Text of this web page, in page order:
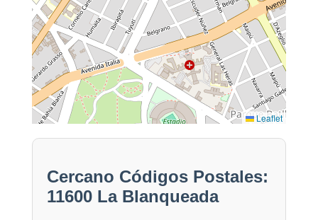
Leaflet
Cercano Códigos Postales:
11600 La Blanqueada